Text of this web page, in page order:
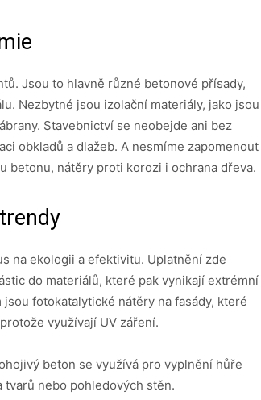
Jsou to hlavně různé betonové přísady,
Nezbytné jsou izolační materiály, jako jsou
Stavebnictví se neobejde ani bez
obkladů a dlažeb. A nesmíme zapomenout
betonu, nátěry proti korozi i ochrana dřeva.
na ekologii a efektivitu. Uplatnění zde
do materiálů, které pak vynikají extrémní
fotokatalytické nátěry na fasády, které
využívají UV záření.
beton se využívá pro vyplnění hůře
nebo pohledových stěn.